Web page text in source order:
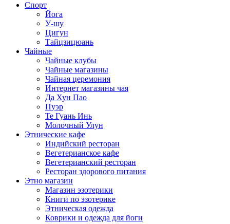
Спорт
Йога
У-шу
Цигун
Тайцзицюань
Чайные
Чайные клубы
Чайные магазины
Чайная церемония
Интернет магазины чая
Да Хун Пао
Пуэр
Те Гуань Инь
Молочный Улун
Этнические кафе
Индийский ресторан
Вегетерианское кафе
Вегетерианский ресторан
Ресторан здорового питания
Этно магазин
Магазин эзотерики
Книги по эзотерике
Этническая одежда
Коврики и одежда для йоги